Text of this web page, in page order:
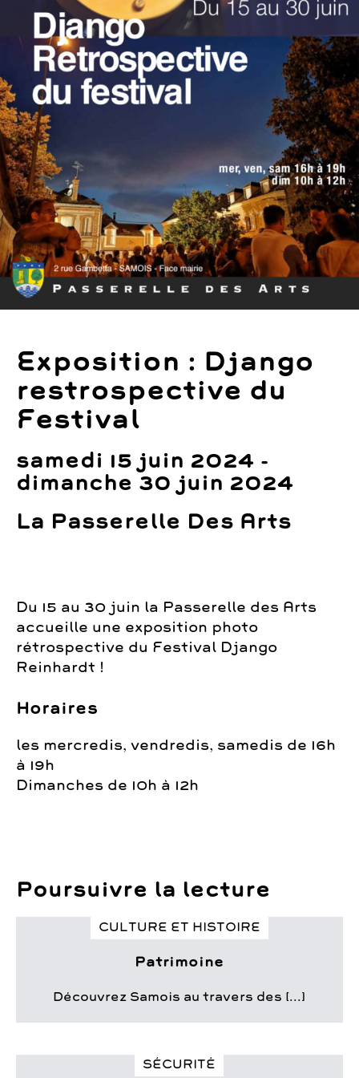
Exposition : Django
restrospective du
Festival
samedi 15 juin 2024 -
dimanche 30 juin 2024
La Passerelle Des Arts
Du 15 au 30 juin la Passerelle des Arts
accueille une exposition photo
rétrospective du Festival Django
Reinhardt !
Horaires
les mercredis, vendredis, samedis de 16h
à 19h
Dimanches de 10h à 12h
Poursuivre la lecture
CULTURE ET HISTOIRE
Patrimoine
Découvrez Samois au travers des [...]
SÉCURITÉ